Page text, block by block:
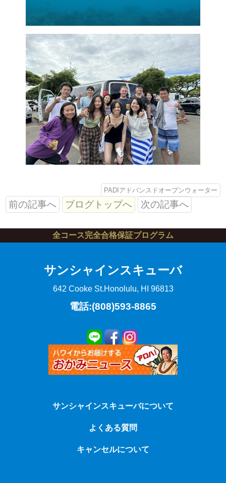
PADIアドバンスドオープンウォーター
前の記事へ ブログトップへ 次の記事へ
全コース完全合格保証プログラム
サンシャインスキューバ
642 Cooke St.Honolulu, HI 96813
電話:(808)593-8865
サンシャインスキューバについて
よくある質問
キャンセルについて